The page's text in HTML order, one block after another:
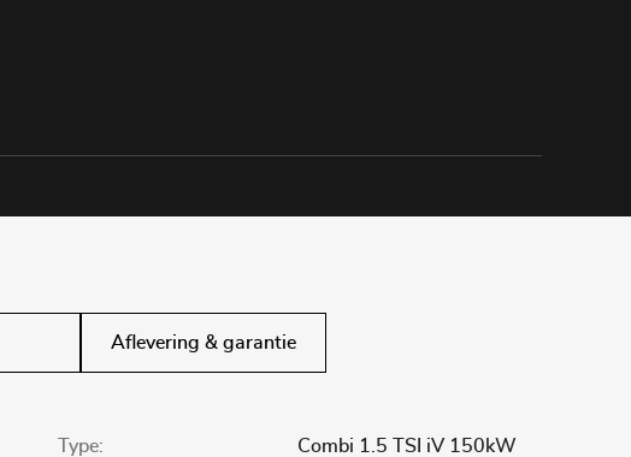
Aflevering & garantie
Type:
Combi 1.5 TSI iV 150kW